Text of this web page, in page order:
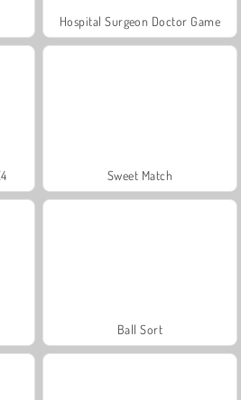
Hospital Surgeon Doctor Game
Sweet Match
Ball Sort